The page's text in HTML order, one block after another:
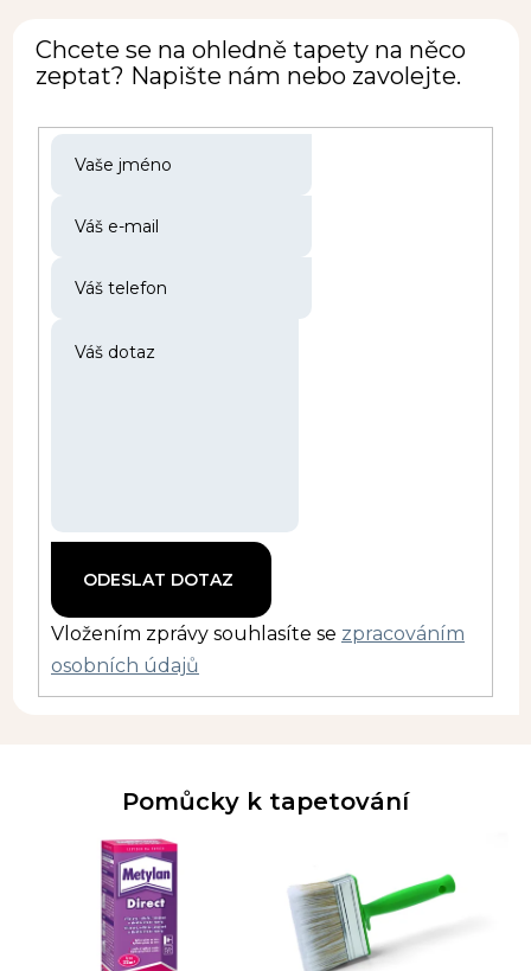
Chcete se na ohledně tapety na něco
zeptat? Napište nám nebo zavolejte.
Vložením zprávy souhlasíte se zpracováním
osobních údajů
Pomůcky k tapetování